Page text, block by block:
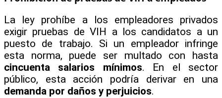
La ley prohíbe a los empleadores privados
exigir pruebas de VIH a los candidatos a un
puesto de trabajo. Si un empleador infringe
esta norma, puede ser multado con hasta
cincuenta salarios mínimos. En el sector
público, esta acción podría derivar en una
demanda por daños y perjuicios.